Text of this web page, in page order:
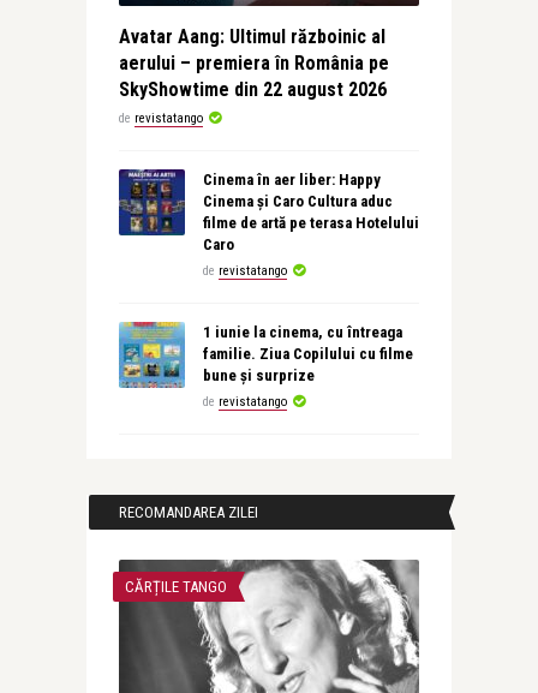
Avatar Aang: Ultimul războinic al
aerului – premiera în România pe
SkyShowtime din 22 august 2026
de revistatango
Cinema în aer liber: Happy
Cinema și Caro Cultura aduc
filme de artă pe terasa Hotelului
Caro
de revistatango
1 iunie la cinema, cu întreaga
familie. Ziua Copilului cu filme
bune și surprize
de revistatango
RECOMANDAREA ZILEI
CĂRȚILE TANGO